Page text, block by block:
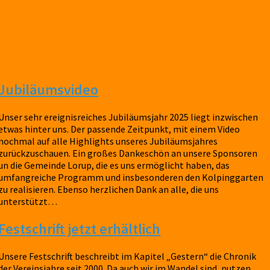
sehr ereignisreiches Jubiläumsjahr 2025 liegt inzwischen
hinter uns. Der passende Zeitpunkt, mit einem Video
auf alle Highlights unseres Jubiläumsjahres
Ein großes Dankeschön an unsere Sponsoren
die Gemeinde Lorup, die es uns ermöglicht haben, das
Programm und insbesonderen den Kolpinggarten
realisieren. Ebenso herzlichen Dank an alle, die uns
Festschrift jetzt erhältlich
Festschrift beschreibt im Kapitel „Gestern“ die Chronik